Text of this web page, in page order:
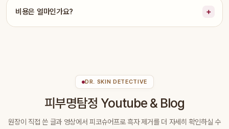
비용은 얼마인가요?
DR. SKIN DETECTIVE
피부명탐정 Youtube & Blog
원장이 직접 쓴 글과 영상에서 피코슈어프로 흑자 제거를 더 자세히 확인하실 수